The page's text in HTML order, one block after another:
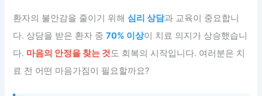
환자의 불안감을 줄이기 위해 심리 상담과 교육이 중요합니
다. 상담을 받은 환자 중70% 이상이 치료 의지가 상승했습니
다. 마음의 안정을 찾는 것도 회복의 시작입니다. 여러분은 치
료 전 어떤 마음가짐이 필요할까요?